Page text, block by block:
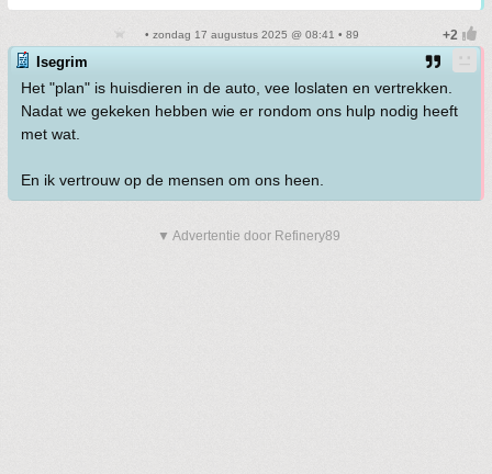
• zondag 17 augustus 2025 @ 08:41 • 89
Isegrim
Het "plan" is huisdieren in de auto, vee loslaten en vertrekken.
Nadat we gekeken hebben wie er rondom ons hulp nodig heeft
met wat.
En ik vertrouw op de mensen om ons heen.
▼ Advertentie door Refinery89